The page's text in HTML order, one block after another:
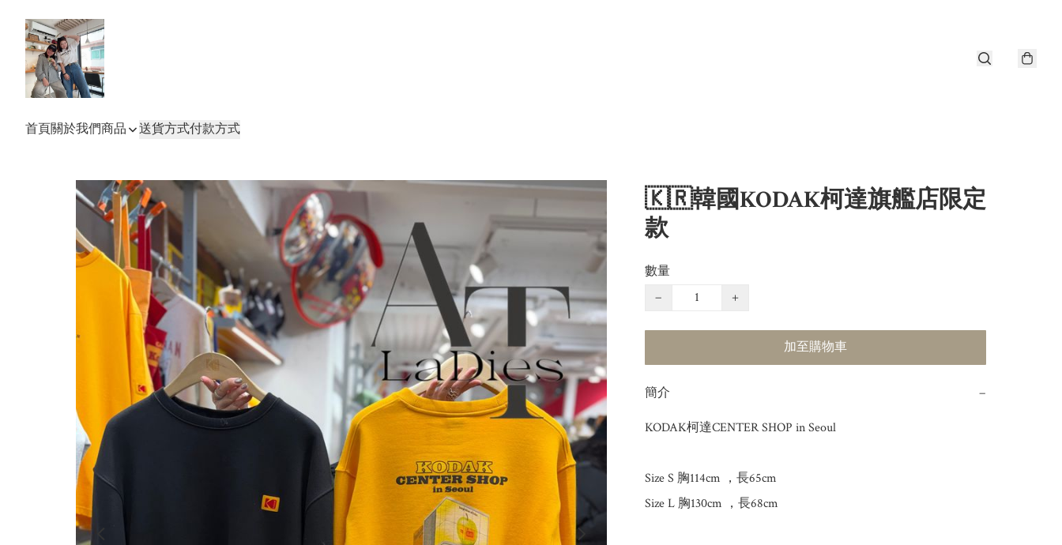
首頁關於我們商品 送貨方式付款方式
🇰🇷韓國KODAK柯達旗艦店限定
款
數量
−
+
加至購物車
簡介 −
KODAK柯達CENTER SHOP in Seoul
Size S 胸114cm ，長65cm
Size L 胸130cm ，長68cm